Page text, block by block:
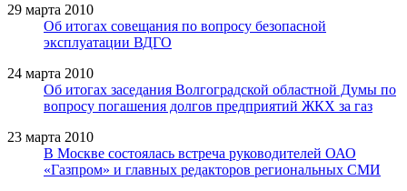
29 марта 2010
Об итогах совещания по вопросу безопасной
эксплуатации ВДГО
24 марта 2010
Об итогах заседания Волгоградской областной Думы по
вопросу погашения долгов предприятий ЖКХ за газ
23 марта 2010
В Москве состоялась встреча руководителей ОАО
«Газпром» и главных редакторов региональных СМИ